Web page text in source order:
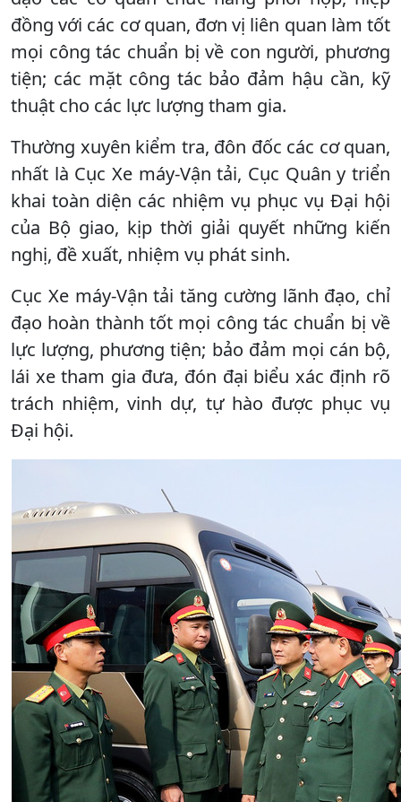
đồng với các cơ quan, đơn vị liên quan làm tốt
mọi công tác chuẩn bị về con người, phương
tiện; các mặt công tác bảo đảm hậu cần, kỹ
thuật cho các lực lượng tham gia.
Thường xuyên kiểm tra, đôn đốc các cơ quan,
nhất là Cục Xe máy-Vận tải, Cục Quân y triển
khai toàn diện các nhiệm vụ phục vụ Đại hội
của Bộ giao, kịp thời giải quyết những kiến
nghị, đề xuất, nhiệm vụ phát sinh.
Cục Xe máy-Vận tải tăng cường lãnh đạo, chỉ
đạo hoàn thành tốt mọi công tác chuẩn bị về
lực lượng, phương tiện; bảo đảm mọi cán bộ,
lái xe tham gia đưa, đón đại biểu xác định rõ
trách nhiệm, vinh dự, tự hào được phục vụ
Đại hội.